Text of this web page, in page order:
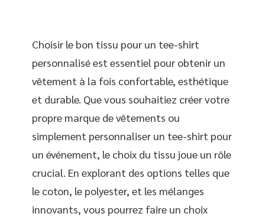
Choisir le bon tissu pour un tee-shirt
personnalisé est essentiel pour obtenir un
vêtement à la fois confortable, esthétique
et durable. Que vous souhaitiez créer votre
propre marque de vêtements ou
simplement personnaliser un tee-shirt pour
un événement, le choix du tissu joue un rôle
crucial. En explorant des options telles que
le coton, le polyester, et les mélanges
innovants, vous pourrez faire un choix